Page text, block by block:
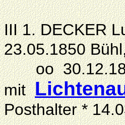
III 1. DECKER
23.05.1850
oo 30.12.1840
mit
Posthalter *